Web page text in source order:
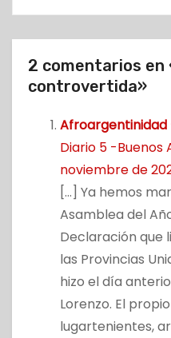
2 comentarios en
controvertida»
Afroargentinidad
Diario 5 -Buenos
noviembre de
[…] Ya hemos
Asamblea del
Declaración que
las Provincias
hizo el día
Lorenzo. El
lugartenientes,